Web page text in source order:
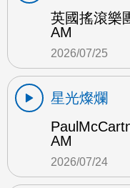
英國搖滾樂
AM
2026/07/25
星光燦爛
AM
2026/07/24